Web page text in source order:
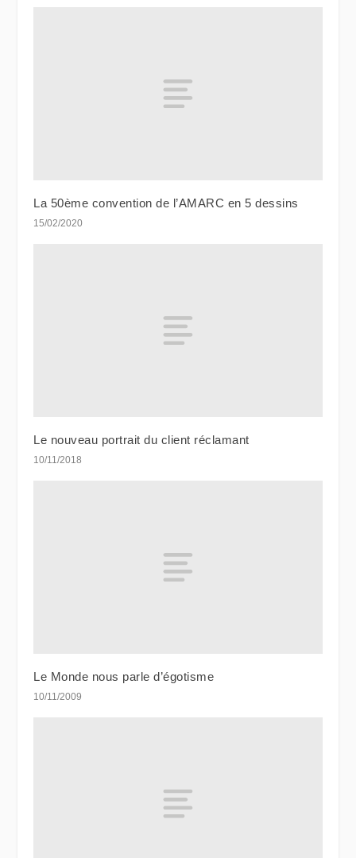
La 50ème convention de l’AMARC en 5 dessins
15/02/2020
Le nouveau portrait du client réclamant
10/11/2018
Le Monde nous parle d’égotisme
10/11/2009